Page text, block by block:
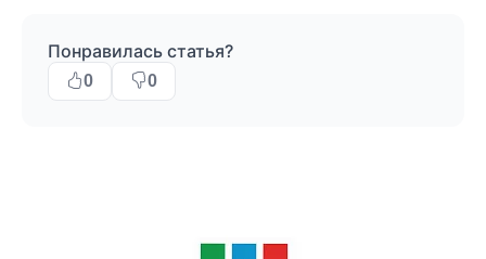
Понравилась статья?
0 0